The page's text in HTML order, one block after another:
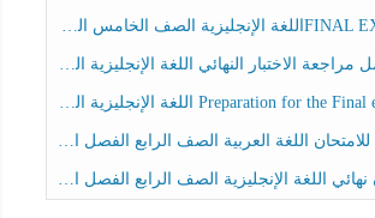
النهائي اللغة الإنجليزية الصف الرابع الفصل الثالث
اللغة العربية الصف الرابع الفصل الثالث
اللغة الإنجليزية الصف الرابع الفصل الثالث